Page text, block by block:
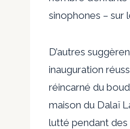
sinophones – sur
D’autres
inauguration
réincarné du
maison du Dalaï
lutté pendant